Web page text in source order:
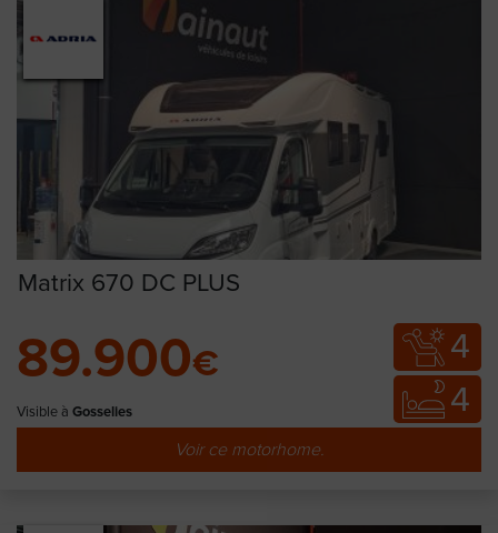
Matrix 670 DC PLUS
89.900€
Visible à Gosselies
4
4
Voir ce motorhome.